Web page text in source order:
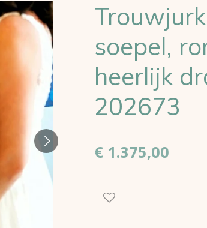
soepel,
heerlijk
202673
€ 1.375,00